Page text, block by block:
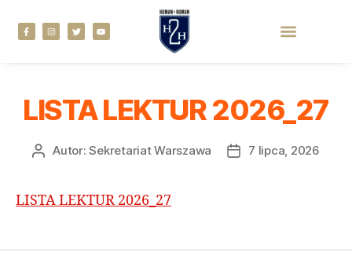
LISTA LEKTUR 2026_27
Autor:Sekretariat Warszawa 7 lipca, 2026
LISTA LEKTUR 2026_27